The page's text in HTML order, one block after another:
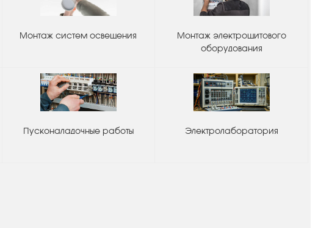
Монтаж систем освещения
Монтаж электрощитового
оборудования
Пусконаладочные работы Электролаборатория